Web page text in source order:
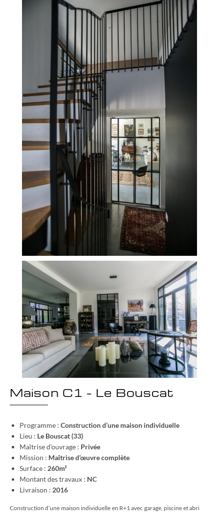
Maison C1 – Le Bouscat
Programme : Construction d’une maison individuelle
Lieu : Le Bouscat (33)
Maîtrise d’ouvrage : Privée
Mission : Maîtrise d’œuvre complète
Surface : 260m²
Montant des travaux : NC
Livraison : 2016
Construction d’une maison individuelle en R+1 avec garage, piscine et abri